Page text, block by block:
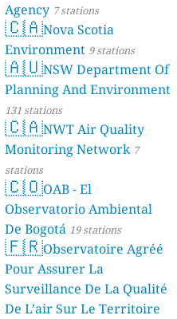
Agency 7 stations
🇨🇦Nova Scotia
Environment 9 stations
🇦🇺NSW Department Of
Planning And Environment
131 stations
🇨🇦NWT Air Quality
Monitoring Network 7
stations
🇨🇴OAB - El
Observatorio Ambiental
De Bogotá 19 stations
🇫🇷Observatoire Agréé
Pour Assurer La
Surveillance De La Qualité
De L’air Sur Le Territoire